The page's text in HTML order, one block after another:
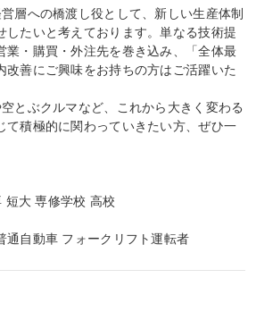
層への橋渡し役として、新しい生産体制
したいと考えております。単なる技術提
業・購買・外注先を巻き込み、「全体最
改善にご興味をお持ちの方はご活躍いた
とぶクルマなど、これから大きく変わる
て積極的に関わっていきたい方、ぜひ一
短大 専修学校 高校
通自動車 フォークリフト運転者